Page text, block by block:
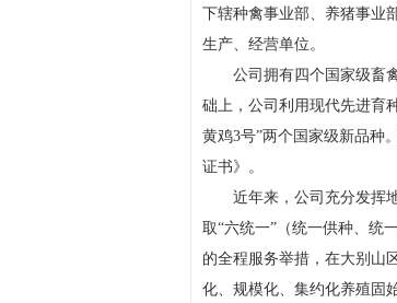
下辖种禽事业部、养猪事业
生产、经营单位。
公司拥有四个国家级畜
础上，公司利用现代先进育
黄鸡3号”两个国家级新品种
证书》。
近年来，公司充分发挥
取“六统一”（统一供种、统
的全程服务举措，在大别山
化、规模化、集约化养殖固